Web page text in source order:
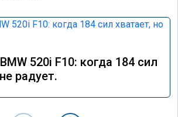
520i F10: когда 184 сил
радует.